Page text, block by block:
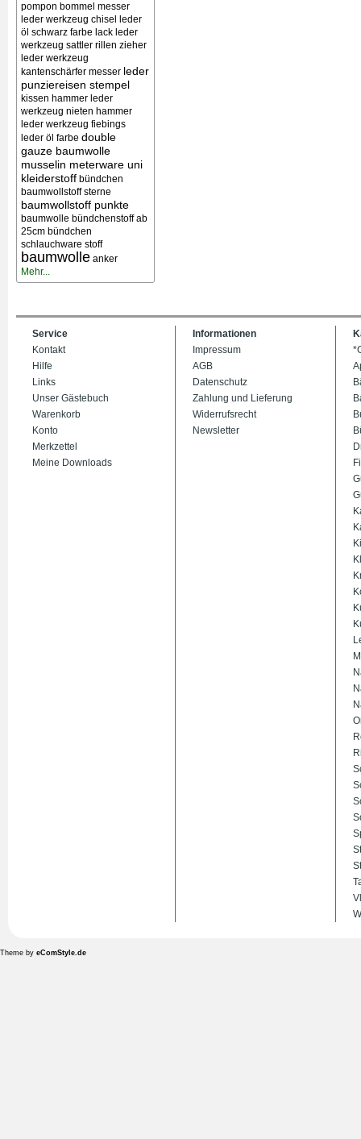
pompon bommel messer
leder werkzeug chisel
leder
öl schwarz farbe lack leder
werkzeug sattler rillen zieher
leder werkzeug
kantenschärfer messer leder
punziereisen stempel
kissen hammer leder
werkzeug nieten hammer
leder werkzeug fiebings
leder öl farbe double
gauze baumwolle
musselin meterware uni
kleiderstoff bündchen
baumwollstoff sterne
baumwollstoff punkte
baumwolle bündchenstoff ab
25cm bündchen
schlauchware stoff
baumwolle anker
Mehr...
Service
Kontakt
Hilfe
Links
Unser Gästebuch
Warenkorb
Konto
Merkzettel
Meine Downloads
Informationen
Impressum
AGB
Datenschutz
Zahlung und Lieferung
Widerrufsrecht
Newsletter
Theme by eComStyle.de